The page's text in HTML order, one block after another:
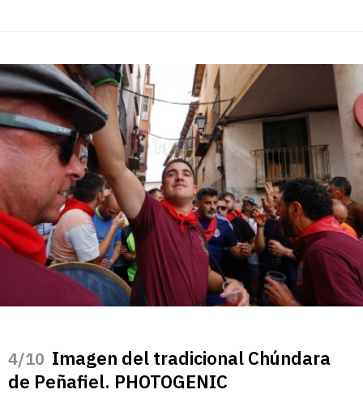
/10 Imagen del tradicional Chúndara
de Peñafiel. PHOTOGENIC